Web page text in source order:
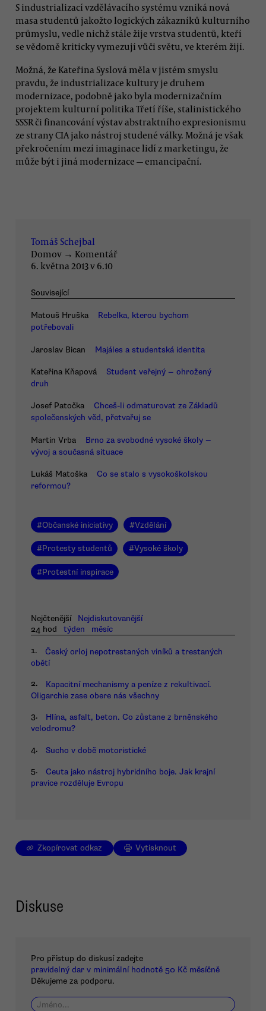
S industrializací vzdělávacího systému vzniká nová
masa studentů jakožto logických zákazníků kulturního
průmyslu, vedle nichž stále žije vrstva studentů, kteří
se vědomě kriticky vymezují vůči světu, ve kterém žijí.
Možná, že Kateřina Syslová měla v jistém smyslu
pravdu, že industrializace kultury je druhem
modernizace, podobně jako byla modernizačním
projektem kulturní politika Třetí říše, stalinistického
SSSR či financování výstav abstraktního expresionismu
ze strany CIA jako nástroj studené války. Možná je však
překročením mezí imaginace lidí z marketingu, že
může být i jiná modernizace — emancipační.
Tomáš Schejbal
Domov → Komentář
6. května 2013 v 6.10
Související
Matouš Hruška
Rebelka, kterou bychom
potřebovali
Jaroslav Bican Majáles a studentská identita
Kateřina Kňapová
Student veřejný — ohrožený
druh
Josef Patočka
Chceš-li odmaturovat ze Základů
společenských věd, přetvařuj se
Martin Vrba
Brno za svobodné vysoké školy —
vývoj a současná situace
Lukáš Matoška
Co se stalo s vysokoškolskou
reformou?
#Občanské iniciativy #Vzdělání
#Protesty studentů #Vysoké školy
#Protestní inspirace
Nejčtenější
Nejdiskutovanější
24 hod
týden měsíc
1.
Český orloj nepotrestaných viníků a trestaných
obětí
2.
Kapacitní mechanismy a peníze z rekultivací.
Oligarchie zase obere nás všechny
3.
Hlína, asfalt, beton. Co zůstane z brněnského
velodromu?
4. Sucho v době motoristické
5.
Ceuta jako nástroj hybridního boje. Jak krajní
pravice rozděluje Evropu
Zkopírovat odkaz Vytisknout
Diskuse
Pro přístup do diskusí zadejte
pravidelný dar v minimální hodnotě 50 Kč měsíčně
Děkujeme za podporu.